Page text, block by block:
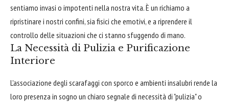
sentiamo invasi o impotenti nella nostra vita. È un richiamo a
ripristinare i nostri confini, sia fisici che emotivi, e a riprendere il
controllo delle situazioni che ci stanno sfuggendo di mano.
La Necessità di Pulizia e Purificazione
Interiore
L'associazione degli scarafaggi con sporco e ambienti insalubri rende la
loro presenza in sogno un chiaro segnale di necessità di "pulizia" o